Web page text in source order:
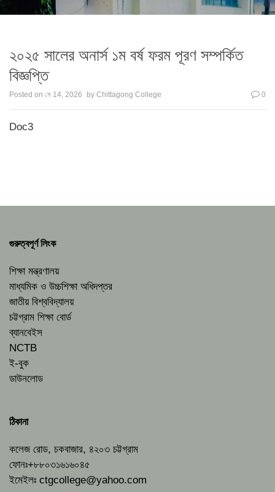
২০২৫ সালের অনার্স ১ম বর্ষ ফরম পূরণ সম্পর্কিত
বিজ্ঞপ্তি
Posted on মে 14, 2026 by Chittagong College 0
Doc3
গুরুত্বপূর্ণ লিংক
শিক্ষা মন্ত্রণালয়
মাধ্যমিক ও উচ্চশিক্ষা অধিদপ্তর
জাতীয় বিশ্ববিদ্যালয়
চট্টগ্রাম শিক্ষা বোর্ড
ব্যানবেইস
NCTB
ই-বুক
ডাউনলোড
ঠিকানা
কলেজ রোড, চকবাজার, ৪২০৩ চট্টগ্রাম
ফোনঃ+৮৮০৩১৬১৬০৪৫
ইমেইলঃ ctgcollege@yahoo.com